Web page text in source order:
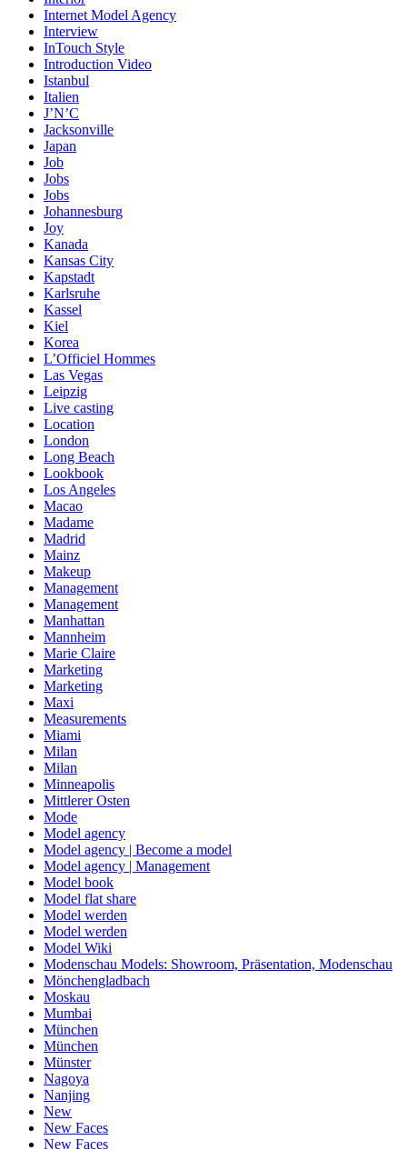
Internet Model Agency
Interview
InTouch Style
Introduction Video
Istanbul
Italien
J’N’C
Jacksonville
Japan
Job
Jobs
Jobs
Johannesburg
Joy
Kanada
Kansas City
Kapstadt
Karlsruhe
Kassel
Kiel
Korea
L’Officiel Hommes
Las Vegas
Leipzig
Live casting
Location
London
Long Beach
Lookbook
Los Angeles
Macao
Madame
Madrid
Mainz
Makeup
Management
Management
Manhattan
Mannheim
Marie Claire
Marketing
Marketing
Maxi
Measurements
Miami
Milan
Milan
Minneapolis
Mittlerer Osten
Mode
Model agency
Model agency | Become a model
Model agency | Management
Model book
Model flat share
Model werden
Model werden
Model Wiki
Modenschau Models: Showroom, Präsentation, Modenschau
Mönchengladbach
Moskau
Mumbai
München
München
Münster
Nagoya
Nanjing
New
New Faces
New Faces